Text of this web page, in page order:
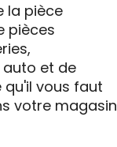
la pièce
pièces
et de
qu'il vous faut
votre magasin